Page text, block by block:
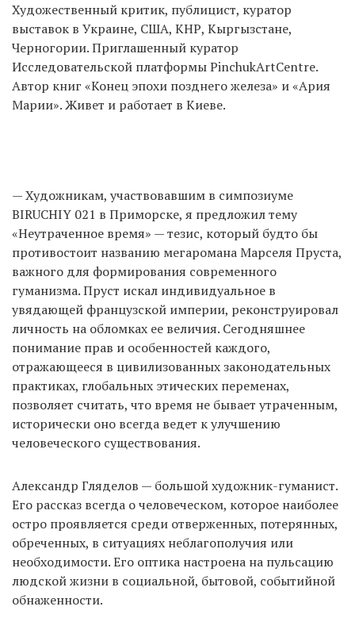
Художественный критик, публицист, куратор
выставок в Украине, США, КНР, Кыргызстане,
Черногории. Приглашенный куратор
Исследовательской платформы PinchukArtCentre.
Автор книг «Конец эпохи позднего железа» и «Ария
Марии». Живет и работает в Киеве.
— Художникам, участвовавшим в симпозиуме
BIRUCHIY 021 в Приморске, я предложил тему
«Неутраченное время» — тезис, который будто бы
противостоит названию мегаромана Марселя Пруста,
важного для формирования современного
гуманизма. Пруст искал индивидуальное в
увядающей французской империи, реконструировал
личность на обломках ее величия. Сегодняшнее
понимание прав и особенностей каждого,
отражающееся в цивилизованных законодательных
практиках, глобальных этических переменах,
позволяет считать, что время не бывает утраченным,
исторически оно всегда ведет к улучшению
человеческого существования.
Александр Гляделов — большой художник-гуманист.
Его рассказ всегда о человеческом, которое наиболее
остро проявляется среди отверженных, потерянных,
обреченных, в ситуациях неблагополучия или
необходимости. Его оптика настроена на пульсацию
людской жизни в социальной, бытовой, событийной
обнаженности.